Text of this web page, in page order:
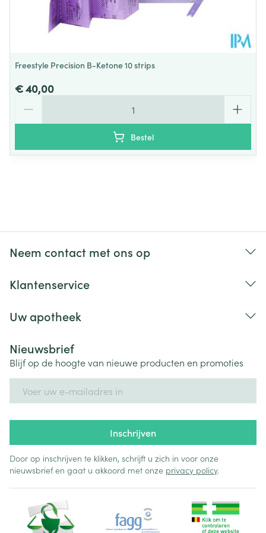
Freestyle Precision B-Ketone 10 strips
€ 40,00
Bestel
Neem contact met ons op
Klantenservice
Uw apotheek
Nieuwsbrief
Blijf op de hoogte van nieuwe producten en promoties
Inschrijven
Door op inschrijven te klikken, schrijft u zich in voor onze
nieuwsbrief en gaat u akkoord met onze privacy policy.